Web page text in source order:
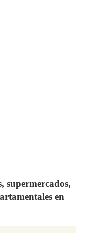
supermercados,
en